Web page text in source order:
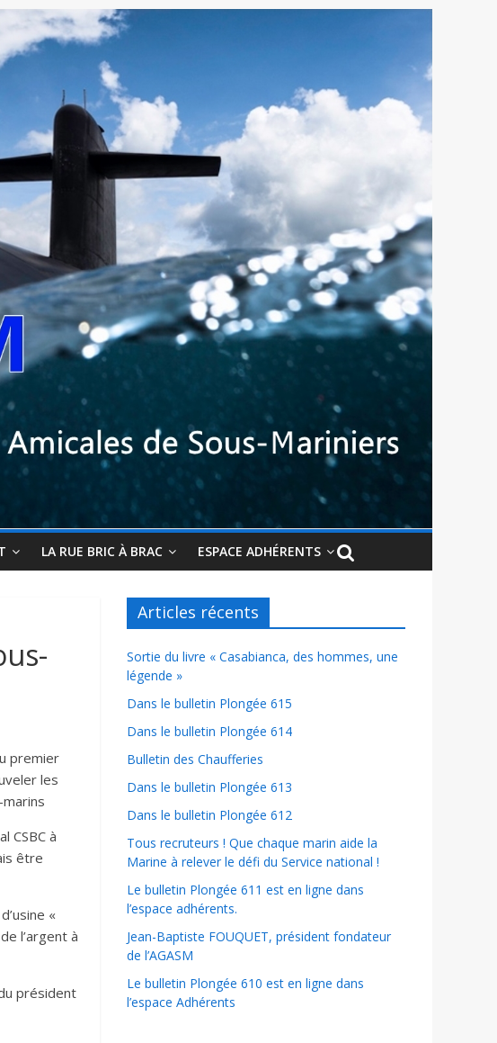
LA RUE BRIC À BRAC ESPACE ADHÉRENTS
premier
les
CSBC à
être
«
l’argent à
président
Articles récents
Sortie du livre « Casabianca, des hommes, une
légende »
Dans le bulletin Plongée 615
Dans le bulletin Plongée 614
Bulletin des Chaufferies
Dans le bulletin Plongée 613
Dans le bulletin Plongée 612
Tous recruteurs ! Que chaque marin aide la
Marine à relever le défi du Service national !
Le bulletin Plongée 611 est en ligne dans
l’espace adhérents.
Jean-Baptiste FOUQUET, président fondateur
de l’AGASM
Le bulletin Plongée 610 est en ligne dans
l’espace Adhérents